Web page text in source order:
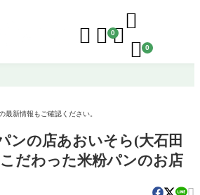
  0

 0
最新情報もご確認ください。
ンの店あおいそら(大石田
だわった米粉パンのお店